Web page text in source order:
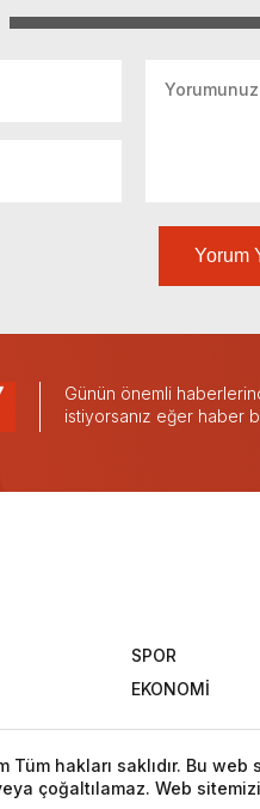
Yorum
Günün önemli
istiyorsanız eğer haber
SPOR
EKONOMİ
hakları saklıdır. Bu
çoğaltılamaz. Web